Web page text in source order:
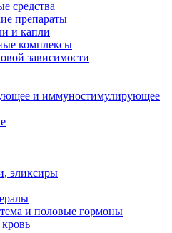
средства
препараты
и капли
комплексы
зависимости
и иммуностимулирующее
эликсиры
и половые гормоны